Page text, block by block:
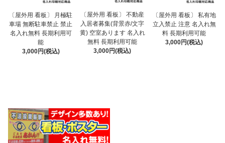
〔屋外用 看板〕 月極駐
車場 無断駐車禁止 禁止
名入れ無料 長期利用可
能
3,000円(税込)
〔屋外用 看板〕 不動産
入居者募集(背景赤/文字
黄) 空室あります 名入れ
無料 長期利用可能
3,000円(税込)
〔屋外用 看板〕 私有地
立入禁止 注意 名入れ無
料 長期利用可能
3,000円(税込)